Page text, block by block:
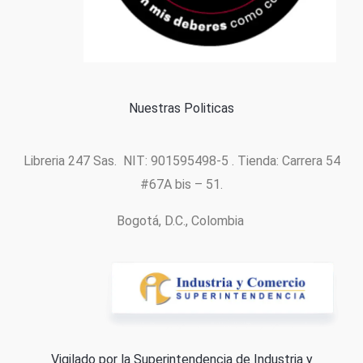
Nuestras Politicas
Libreria 247 Sas. NIT: 901595498-5 . Tienda: Carrera 54
#67A bis – 51.
Bogotá, D.C., Colombia
Vigilado por la Superintendencia de Industria y